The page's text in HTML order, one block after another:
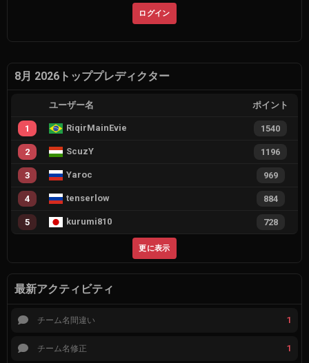
ログイン
8月 2026トッププレディクター
ユーザー名 ポイント
1 RiqirMainEvie 1540
2 ScuzY 1196
3 Yaroc 969
4 tenserlow 884
5 kurumi810 728
更に表示
最新アクティビティ
チーム名間違い 1
チーム名修正 1